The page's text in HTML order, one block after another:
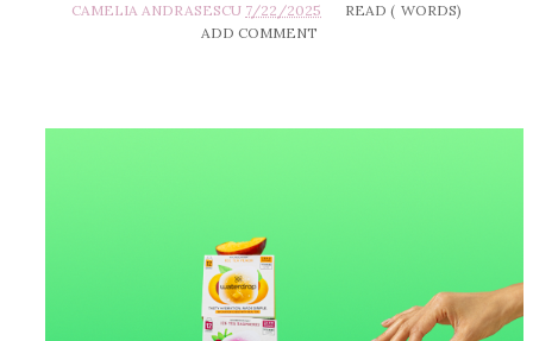
CAMELIA ANDRASESCU 7/22/2025 READ ( WORDS)
ADD COMMENT